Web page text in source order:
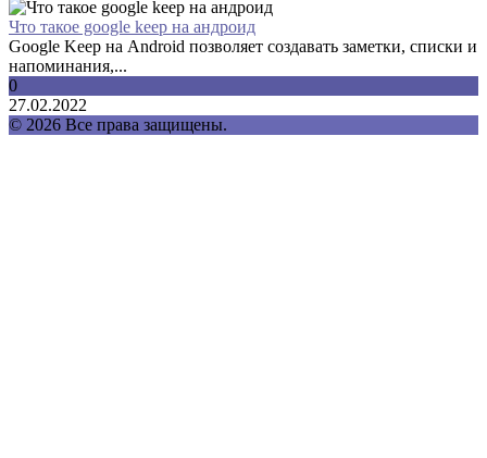
Что такое google keep на андроид
Google Keep на Android позволяет создавать заметки, списки и
напоминания,...
0
27.02.2022
© 2026 Все права защищены.